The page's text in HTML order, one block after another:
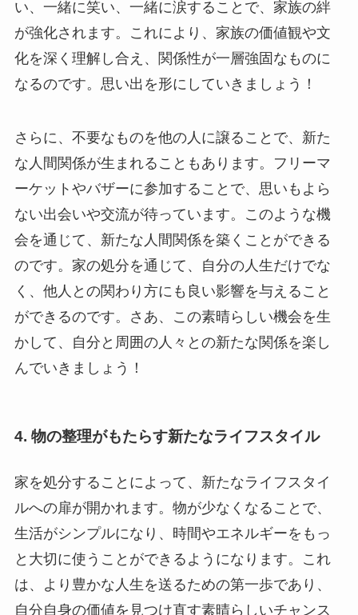
い、一緒に笑い、一緒に涙することで、家族の絆
が強化されます。これにより、家族の価値観や文
化を深く理解し合え、関係性が一層強固なものに
なるのです。思い出を形にしていきましょう！
さらに、不要なものを他の人に譲ることで、新た
な人間関係が生まれることもあります。フリーマ
ーケットやバザーに参加することで、思いもよら
ない出会いや交流が待っています。このような機
会を通じて、新たな人間関係を築くことができる
のです。家の処分を通じて、自分の人生だけでな
く、他人との関わり方にも良い影響を与えること
ができるのです。さあ、この素晴らしい機会を生
かして、自分と周囲の人々との新たな関係を楽し
んでいきましょう！
4. 物の整理がもたらす新たなライフスタイル
家を処分することによって、新たなライフスタイ
ルへの扉が開かれます。物が少なくなることで、
生活がシンプルになり、時間やエネルギーをもっ
と大切に使うことができるようになります。これ
は、より豊かな人生を送るための第一歩であり、
自分自身の価値を見つけ直す素晴らしいチャンス